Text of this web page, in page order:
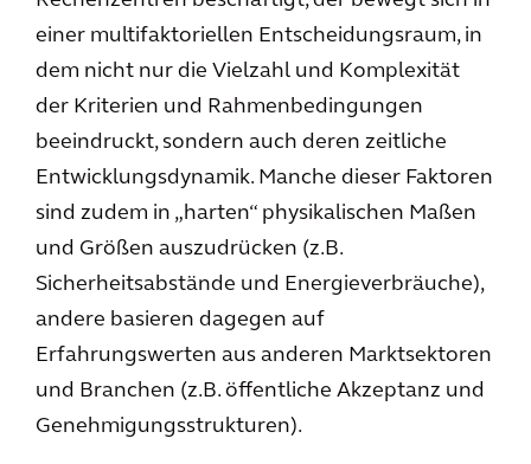
einer multifaktoriellen Entscheidungsraum, in
dem nicht nur die Vielzahl und Komplexität
der Kriterien und Rahmenbedingungen
beeindruckt, sondern auch deren zeitliche
Entwicklungsdynamik. Manche dieser Faktoren
sind zudem in „harten“ physikalischen Maßen
und Größen auszudrücken (z.B.
Sicherheitsabstände und Energieverbräuche),
andere basieren dagegen auf
Erfahrungswerten aus anderen Marktsektoren
und Branchen (z.B. öffentliche Akzeptanz und
Genehmigungsstrukturen).